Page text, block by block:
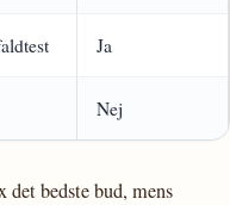
Ja
Nej
bedste bud, mens